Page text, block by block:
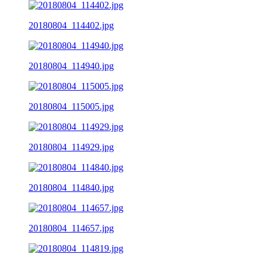
20180804_114402.jpg
20180804_114940.jpg
20180804_115005.jpg
20180804_114929.jpg
20180804_114840.jpg
20180804_114657.jpg